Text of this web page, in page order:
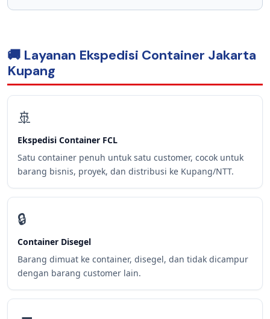
🚚 Layanan Ekspedisi Container Jakarta
Kupang
🚢
Ekspedisi Container FCL
Satu container penuh untuk satu customer, cocok untuk
barang bisnis, proyek, dan distribusi ke Kupang/NTT.
🔒
Container Disegel
Barang dimuat ke container, disegel, dan tidak dicampur
dengan barang customer lain.